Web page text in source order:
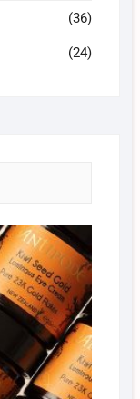
(36)
(24)